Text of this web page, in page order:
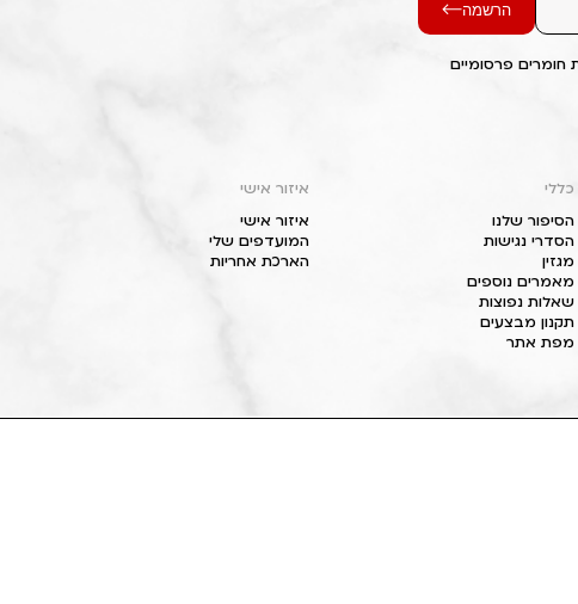
הרשמה
חומרים פרסומיים
כללי
הסיפור שלנו
הסדרי נגישות
מגזין
מאמרים נוספים
שאלות נפוצות
תקנון מבצעים
מפת אתר
איזור אישי
איזור אישי
המועדפים שלי
הארכת אחריות